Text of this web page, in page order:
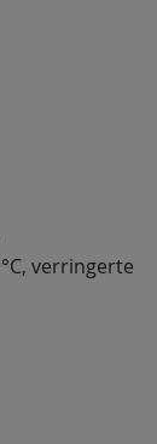
verringerte